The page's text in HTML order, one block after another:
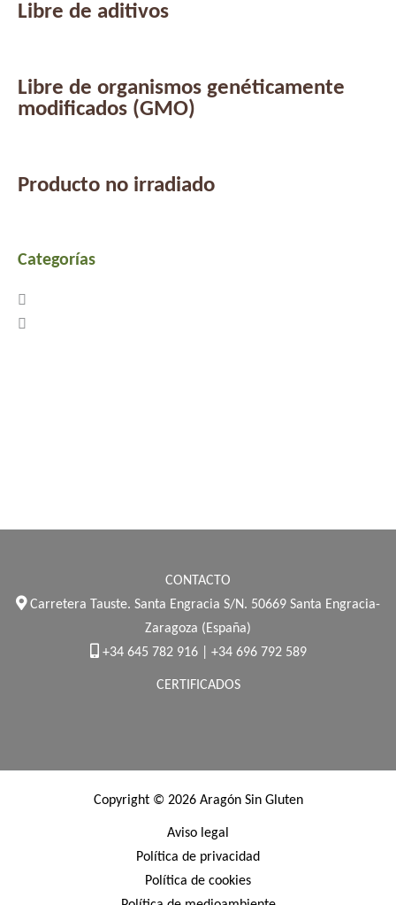
Libre de aditivos
Libre de organismos genéticamente
modificados (GMO)
Producto no irradiado
Categorías
CONTACTO
Carretera Tauste. Santa Engracia S/N. 50669 Santa Engracia-
Zaragoza (España)
+34 645 782 916 | +34 696 792 589
CERTIFICADOS
Copyright © 2026 Aragón Sin Gluten
Aviso legal
Política de privacidad
Política de cookies